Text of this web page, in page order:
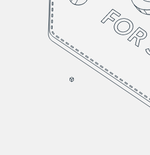
Wallets physiques
Bundles et packs
Accessoires
Solutions de récupération